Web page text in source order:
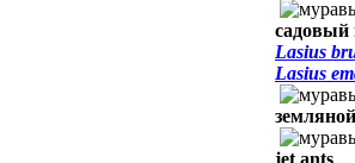
садовый
Lasius
Lasius
jet ants